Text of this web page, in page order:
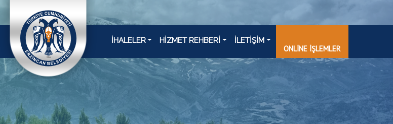
İHALELER HİZMET REHBERİ İLETİŞİM
ONLİNE İŞLEMLER